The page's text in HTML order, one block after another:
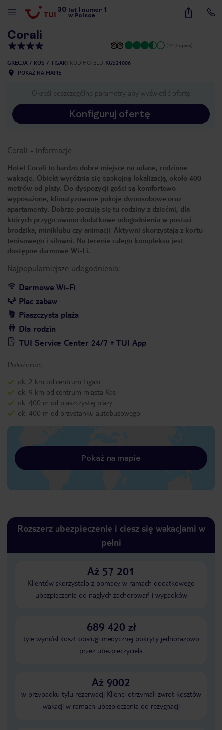
30 lat numer 1
w Polsce
17
Corali
(413 opinii)
GRECJA KOS TIGAKI KOD HOTELU KGS21006
POKAŻ NA MAPIE
Określ poszczególne parametry aby wyświetlić ofertę
Konfiguruj ofertę
Corali - informacje
Hotel Corali to bardzo dobre miejsce na udane, rodzinne
wakacje. Obiekt wyróżnia się spokojną lokalizacją, około 400
metrów od plaży. Do dyspozycji gości są komfortowo
wyposażone, klimatyzowane pokoje dwuosobowe oraz
apartamenty. Dobrze poczują się tu rodziny z dziećmi, dla
których przygotowano dodatkowe udogodnienia w postaci
brodzika, miniklubu czy animacji. Aktywni skorzystają z kortu
tenisowego i siłowni. Na terenie całego kompleksu jest
dostępne darmowe Wi-Fi.
Najpopularniejsze udogodnienia:
Darmowe Wi-Fi
Plac zabaw
Piaszczysta plaża
Dla rodzin
TUI Service Center 24/7 + TUI App
Położenie:
ok. 2 km od centrum Tigaki
ok. 9 km od centrum miasta Kos
ok. 400 m od piaszczystej plaży
ok. 400 m od przystanku autobusowego
Pokaż na mapie
Rozszerz ubezpieczenie i ciesz się wakacjami w
pełni
Aż 57 201
Klientów skorzystało z pomocy w ramach dodatkowego
ubezpieczenia od nagłych zachorowań i wypadków
689 420 zł
tyle wyniósł koszt obsługi medycznej pokryty jednorazowo
przez ubezpieczyciela
Aż 9002
w przypadku tylu rezerwacji Klienci otrzymali zwrot kosztów
wakacji w ramach ubezpieczenia od rezygnacji